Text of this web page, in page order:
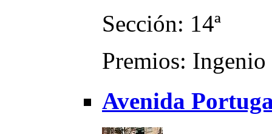
Sección: 14ª
Premios: Ingenio
Avenida